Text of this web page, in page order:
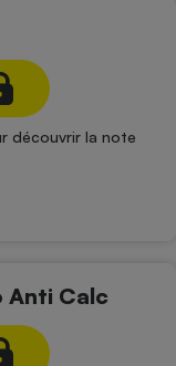
découvrir la note
Anti Calc